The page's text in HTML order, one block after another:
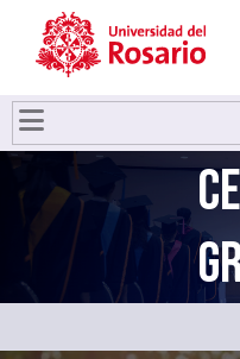
Pasar al contenido principal